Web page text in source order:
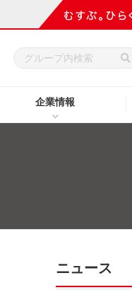
企業情報
ニュース